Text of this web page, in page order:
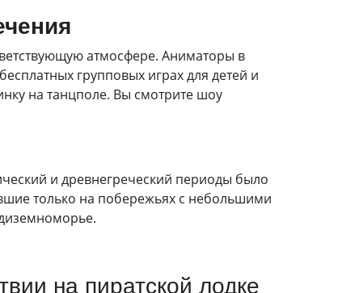
атмосфере. Аниматоры в
групповых играх для детей и
на танцполе. Вы смотрите шоу
и древнегреческий периоды было
только на побережьях с небольшими
на пиратской лодке